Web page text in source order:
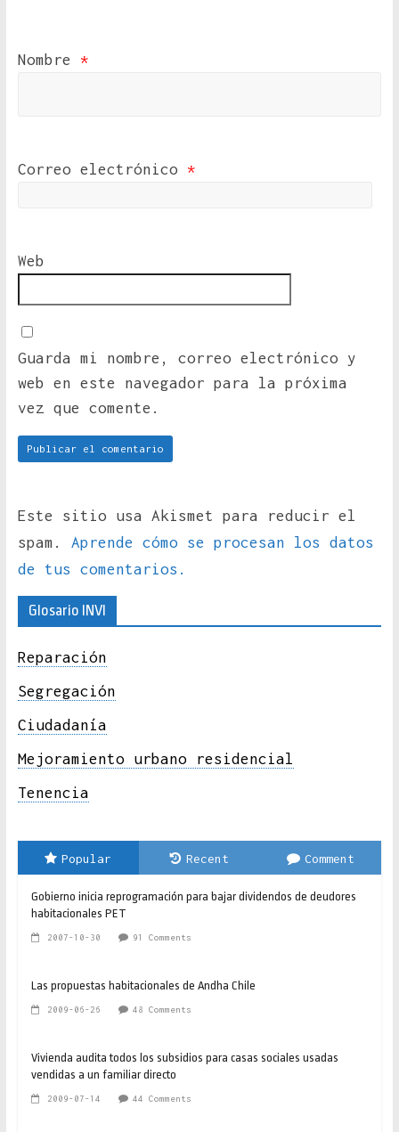
Nombre *
Correo electrónico *
Web
Guarda mi nombre, correo electrónico y
web en este navegador para la próxima
vez que comente.
Este sitio usa Akismet para reducir el
spam. Aprende cómo se procesan los datos
de tus comentarios.
Glosario INVI
Reparación
Segregación
Ciudadanía
Mejoramiento urbano residencial
Tenencia
Popular Recent Comment
Gobierno inicia reprogramación para bajar dividendos de deudores
habitacionales PET
2007-10-30 91 Comments
Las propuestas habitacionales de Andha Chile
2009-06-26 48 Comments
Vivienda audita todos los subsidios para casas sociales usadas
vendidas a un familiar directo
2009-07-14 44 Comments